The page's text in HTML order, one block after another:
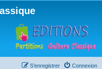
Connexion
S’enregistrer